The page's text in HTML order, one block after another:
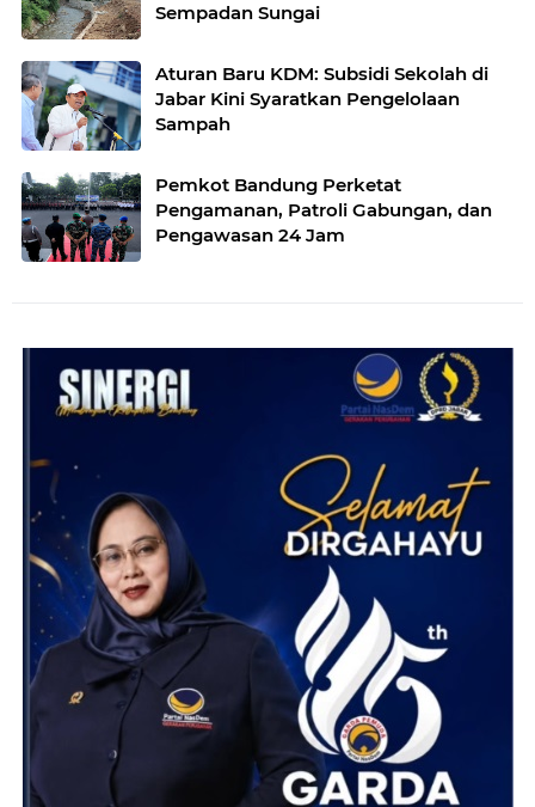
Sempadan Sungai
Aturan Baru KDM: Subsidi Sekolah di
Jabar Kini Syaratkan Pengelolaan
Sampah
Pemkot Bandung Perketat
Pengamanan, Patroli Gabungan, dan
Pengawasan 24 Jam